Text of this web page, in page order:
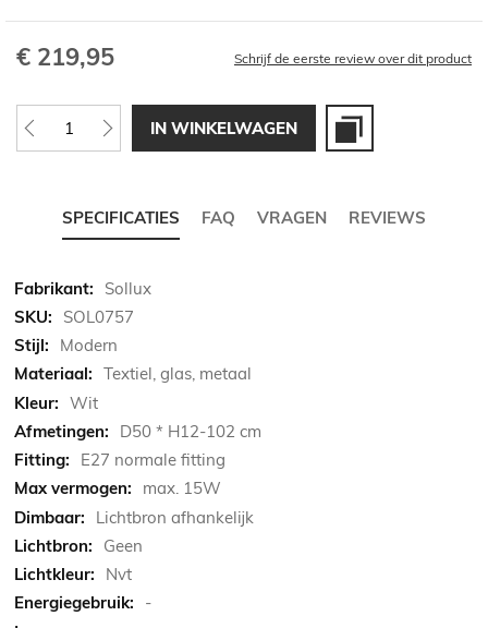
€ 219,95 Schrijf de eerste review over dit product
IN WINKELWAGEN
SPECIFICATIES FAQ VRAGEN REVIEWS
Meer
informatie
Sollux
SOL0757
Modern
Textiel, glas, metaal
Wit
D50 * H12-102 cm
E27 normale fitting
max. 15W
Lichtbron afhankelijk
Geen
Nvt
-